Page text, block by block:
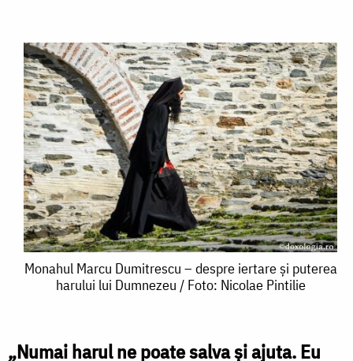
Monahul
Marcu
–
Monahul Marcu Dumitrescu – despre iertare și puterea
harului lui Dumnezeu / Foto: Nicolae Pintilie
„Numai harul ne poate salva şi ajuta. Eu